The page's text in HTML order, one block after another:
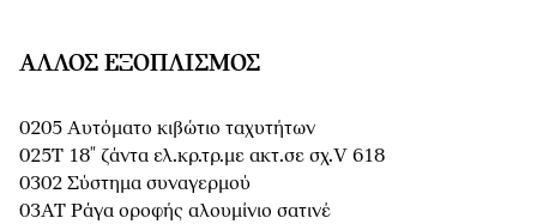
ΆΛΛΟΣ ΕΞΟΠΛΙΣΜΌΣ
0205 Αυτόματο κιβώτιο ταχυτήτων
025T 18" ζάντα ελ.κρ.τρ.με ακτ.σε σχ.V 618
0302 Σύστημα συναγερμού
03AT Ράγα οροφής αλουμίνιο σατινέ